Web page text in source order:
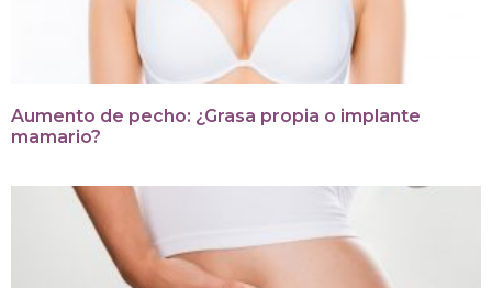
Aumento de pecho: ¿Grasa propia o implante
mamario?